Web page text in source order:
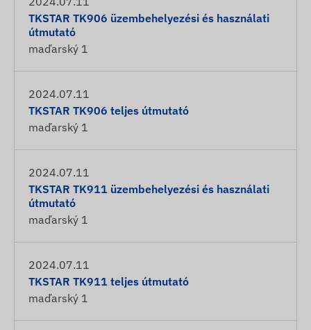
TKSTAR TK906 üzembehelyezési és használati
útmutató
maďarský 1
2024.07.11
TKSTAR TK906 teljes útmutató
maďarský 1
2024.07.11
TKSTAR TK911 üzembehelyezési és használati
útmutató
maďarský 1
2024.07.11
TKSTAR TK911 teljes útmutató
maďarský 1